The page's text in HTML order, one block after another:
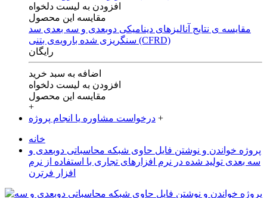
افزودن به لیست دلخواه
مقایسه این محصول
مقایسه ی‌ نتایج آنالیزهای‌ دینامیکی‌ دوبعدی‌ و‌ سه بعدی‌ سد
سنگریزی‌ شده با‌رویه‌ی‌ بتنی‌ (CFRD)
رایگان
اضافه به سبد خرید
افزودن به لیست دلخواه
مقایسه این محصول
+
درخواست مشاوره یا انجام پروژه +
خانه
پروژه خواندن و نوشتن فایل حاوی شبکه محاسباتی دوبعدی و
سه بعدی تولید شده در نرم افزارهای تجاری با استفاده از نرم
افزار فرترن